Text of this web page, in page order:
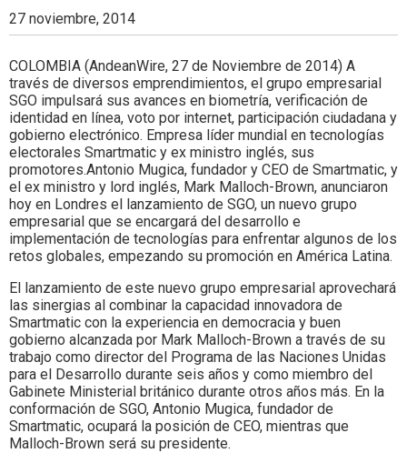
27 noviembre, 2014
COLOMBIA (AndeanWire, 27 de Noviembre de 2014) A
través de diversos emprendimientos, el grupo empresarial
SGO impulsará sus avances en biometría, verificación de
identidad en línea, voto por internet, participación ciudadana y
gobierno electrónico. Empresa líder mundial en tecnologías
electorales Smartmatic y ex ministro inglés, sus
promotores.Antonio Mugica, fundador y CEO de Smartmatic, y
el ex ministro y lord inglés, Mark Malloch-Brown, anunciaron
hoy en Londres el lanzamiento de SGO, un nuevo grupo
empresarial que se encargará del desarrollo e
implementación de tecnologías para enfrentar algunos de los
retos globales, empezando su promoción en América Latina.
El lanzamiento de este nuevo grupo empresarial aprovechará
las sinergias al combinar la capacidad innovadora de
Smartmatic con la experiencia en democracia y buen
gobierno alcanzada por Mark Malloch-Brown a través de su
trabajo como director del Programa de las Naciones Unidas
para el Desarrollo durante seis años y como miembro del
Gabinete Ministerial británico durante otros años más. En la
conformación de SGO, Antonio Mugica, fundador de
Smartmatic, ocupará la posición de CEO, mientras que
Malloch-Brown será su presidente.